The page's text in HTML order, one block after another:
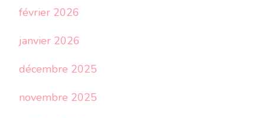
février 2026
janvier 2026
décembre 2025
novembre 2025